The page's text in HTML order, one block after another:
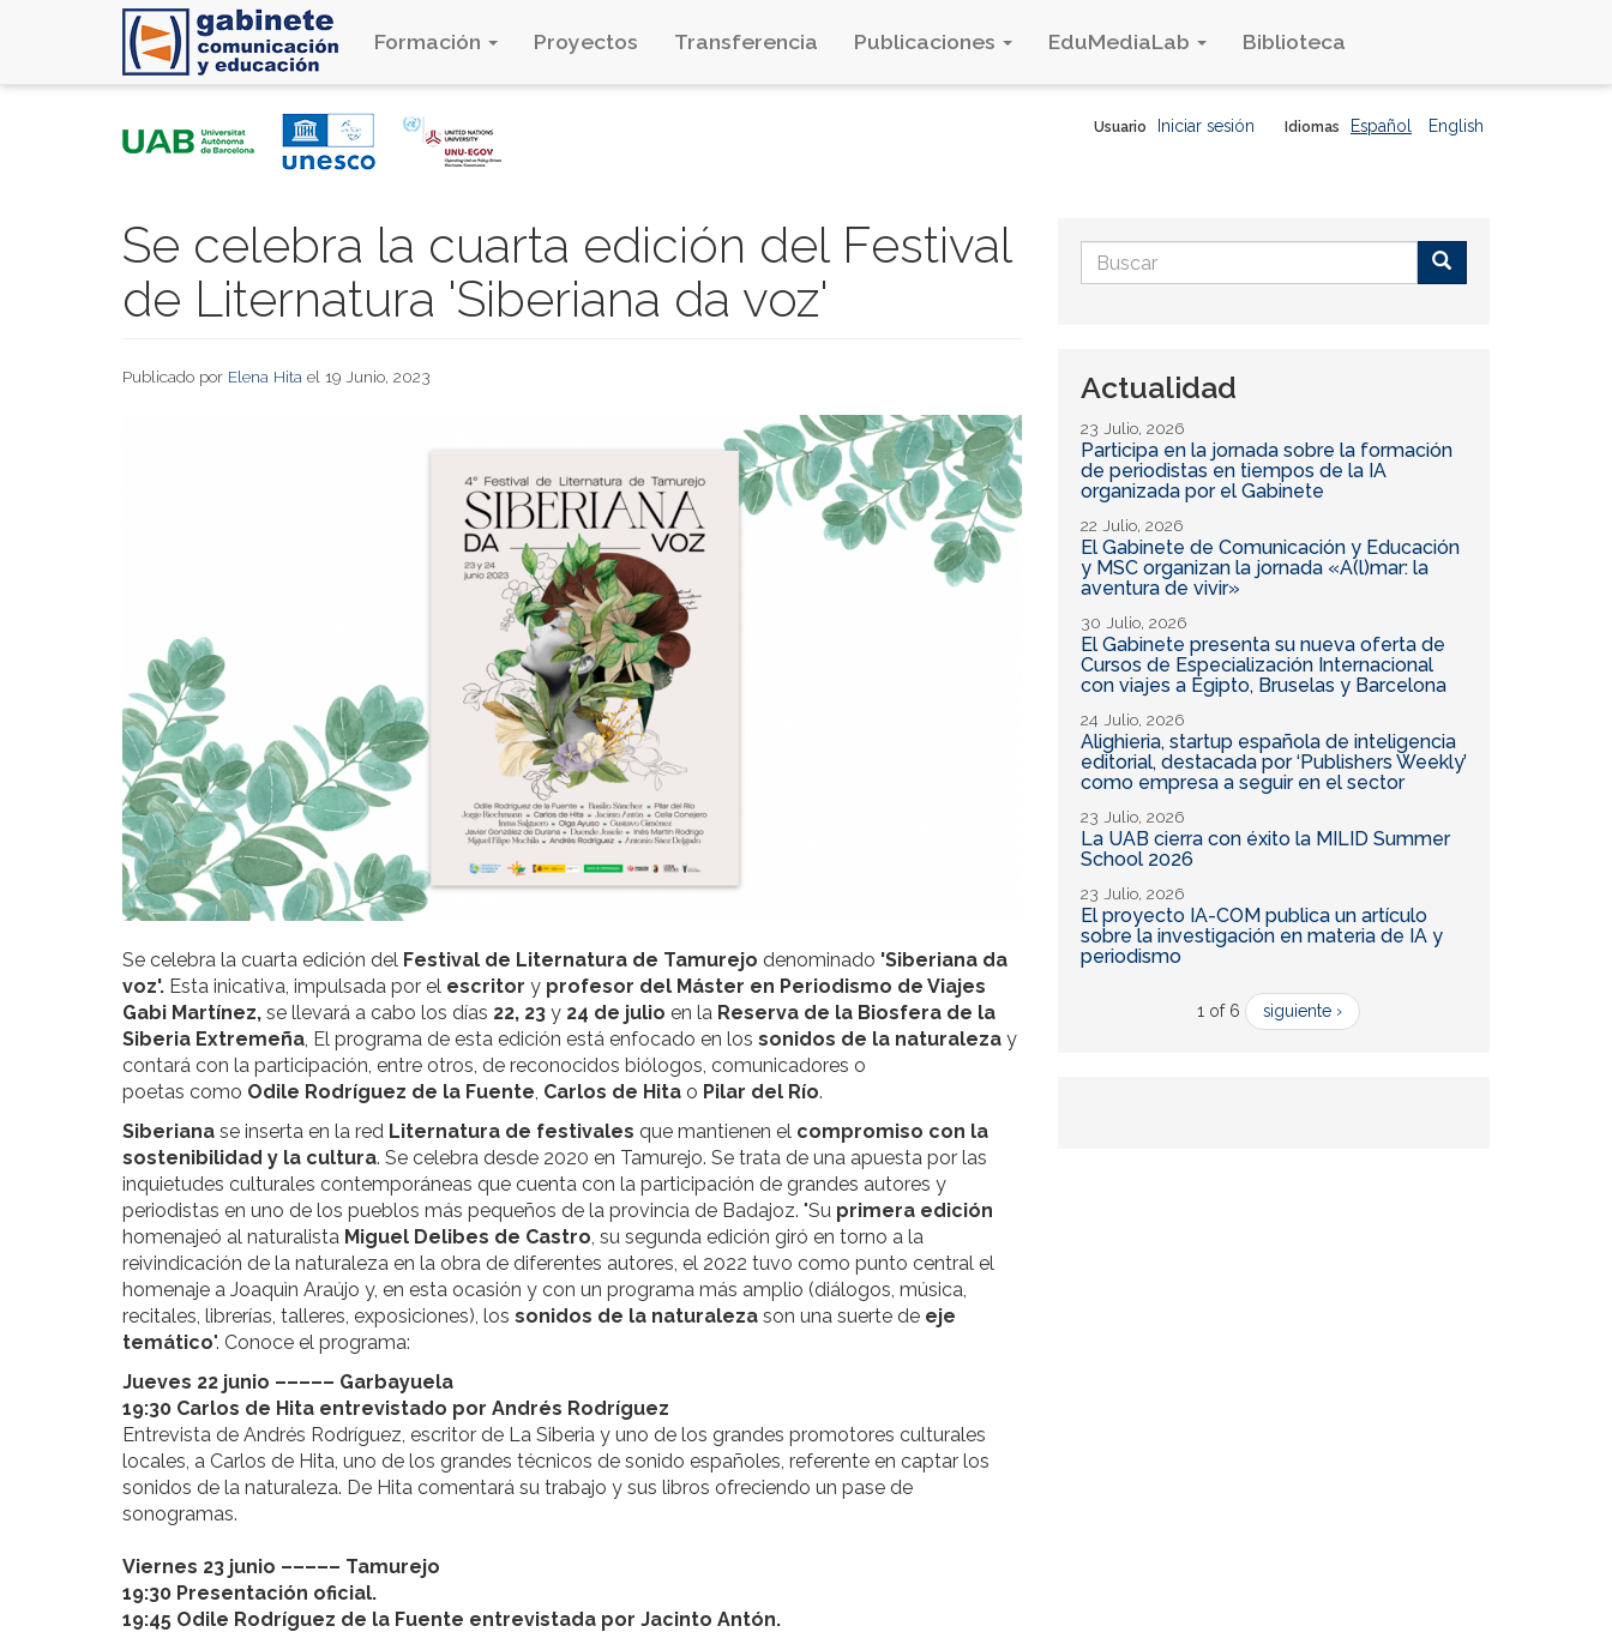
Formación Proyectos Transferencia Publicaciones EduMediaLab Biblioteca
Idiomas Español English
Usuario Iniciar sesión
Se celebra la cuarta edición del Festival
de Liternatura 'Siberiana da voz'
Publicado por Elena Hita el 19 Junio, 2023
Se celebra la cuarta edición del Festival de Liternatura de Tamurejo denominado 'Siberiana da
voz'. Esta inicativa, impulsada por el escritor y profesor del Máster en Periodismo de Viajes
Gabi Martínez, se llevará a cabo los días 22, 23 y 24 de julio en la Reserva de la Biosfera de la
Siberia Extremeña, El programa de esta edición está enfocado en los sonidos de la naturaleza y
contará con la participación, entre otros, de reconocidos biólogos, comunicadores o
poetas como Odile Rodríguez de la Fuente, Carlos de Hita o Pilar del Río.
Siberiana se inserta en la red Liternatura de festivales que mantienen el compromiso con la
sostenibilidad y la cultura. Se celebra desde 2020 en Tamurejo. Se trata de una apuesta por las
inquietudes culturales contemporáneas que cuenta con la participación de grandes autores y
periodistas en uno de los pueblos más pequeños de la provincia de Badajoz. "Su primera edición
homenajeó al naturalista Miguel Delibes de Castro, su segunda edición giró en torno a la
reivindicación de la naturaleza en la obra de diferentes autores, el 2022 tuvo como punto central el
homenaje a Joaquìn Araújo y, en esta ocasión y con un programa más amplio (diálogos, música,
recitales, librerías, talleres, exposiciones), los sonidos de la naturaleza son una suerte de eje
temático". Conoce el programa:
Jueves 22 junio ––––– Garbayuela
19:30 Carlos de Hita entrevistado por Andrés Rodríguez
Entrevista de Andrés Rodríguez, escritor de La Siberia y uno de los grandes promotores culturales
locales, a Carlos de Hita, uno de los grandes técnicos de sonido españoles, referente en captar los
sonidos de la naturaleza. De Hita comentará su trabajo y sus libros ofreciendo un pase de
sonogramas.
Viernes 23 junio ––––– Tamurejo
19:30 Presentación oficial.
19:45 Odile Rodríguez de la Fuente entrevistada por Jacinto Antón.
Formulario
de
Actualidad
23 Julio, 2026
Participa en la jornada sobre la formación
de periodistas en tiempos de la IA
organizada por el Gabinete
22 Julio, 2026
El Gabinete de Comunicación y Educación
y MSC organizan la jornada «A(l)mar: la
aventura de vivir»
30 Julio, 2026
El Gabinete presenta su nueva oferta de
Cursos de Especialización Internacional
con viajes a Egipto, Bruselas y Barcelona
24 Julio, 2026
Alighieria, startup española de inteligencia
editorial, destacada por ‘Publishers Weekly’
como empresa a seguir en el sector
23 Julio, 2026
La UAB cierra con éxito la MILID Summer
School 2026
23 Julio, 2026
El proyecto IA-COM publica un artículo
sobre la investigación en materia de IA y
periodismo
1 of 6 siguiente ›